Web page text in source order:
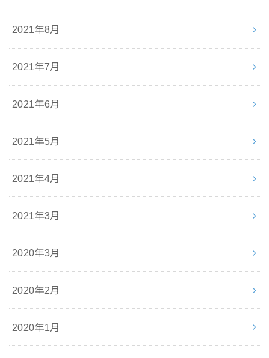
2021年8月
2021年7月
2021年6月
2021年5月
2021年4月
2021年3月
2020年3月
2020年2月
2020年1月